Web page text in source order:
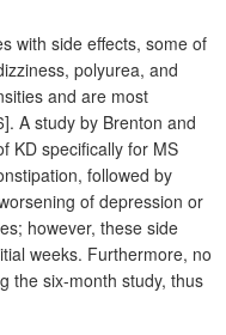
with side effects, some of
polyurea, and
and are most
A study by Brenton and
KD specifically for MS
followed by
of depression or
however, these side
weeks. Furthermore, no
the six-month study, thus